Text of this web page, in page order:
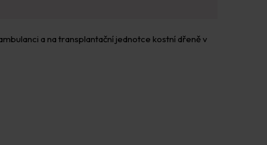
a na transplantační jednotce kostní dřeně v